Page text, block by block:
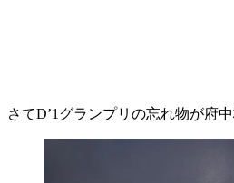
さてD’1グランプリの忘れ物が府